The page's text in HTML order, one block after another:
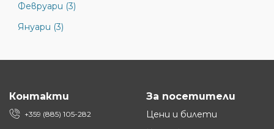
Февруари (3)
Януари (3)
Контакти
+359 (885) 105-282
За посетители
Цени и билети